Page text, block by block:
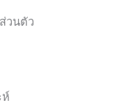
วนตัว
ห์